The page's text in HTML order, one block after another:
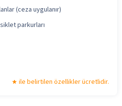
(ceza uygulanır)
parkurları
ile belirtilen özellikler ücretlidir.